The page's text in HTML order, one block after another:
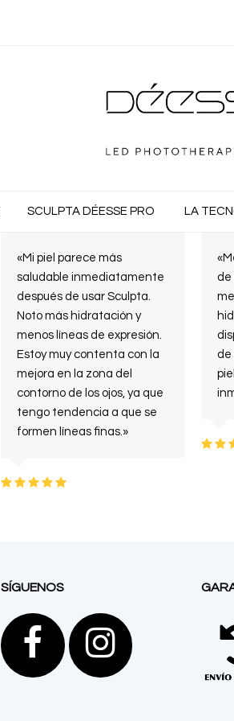
SCULPTA DÉESSE PRO LA
«Mi piel parece más
saludable inmediatamente
después de usar Sculpta.
Noto más hidratación y
menos líneas de expresión.
Estoy muy contenta con la
mejora en la zona del
contorno de los ojos, ya que
tengo tendencia a que se
formen líneas finas.»
de
de
SÍGUENOS
Facebook